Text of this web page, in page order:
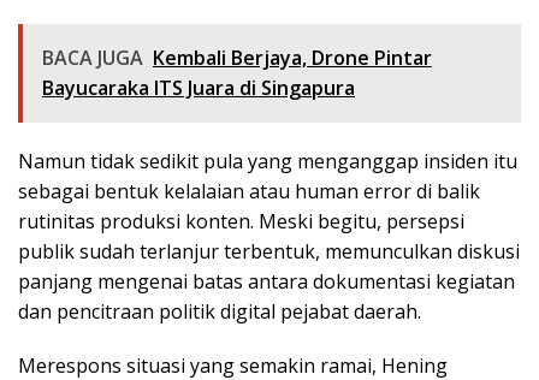
BACA JUGA Kembali Berjaya, Drone Pintar
Bayucaraka ITS Juara di Singapura
Namun tidak sedikit pula yang menganggap insiden itu
sebagai bentuk kelalaian atau human error di balik
rutinitas produksi konten. Meski begitu, persepsi
publik sudah terlanjur terbentuk, memunculkan diskusi
panjang mengenai batas antara dokumentasi kegiatan
dan pencitraan politik digital pejabat daerah.
Merespons situasi yang semakin ramai, Hening